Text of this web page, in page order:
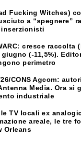
Fucking Witches)
a “spegnere”
cresce raccolta
(-11,5%).
perimetro
CONS Agcom:
Media. Ora si
industriale
TV locali ex
areale, le tre
Orleans